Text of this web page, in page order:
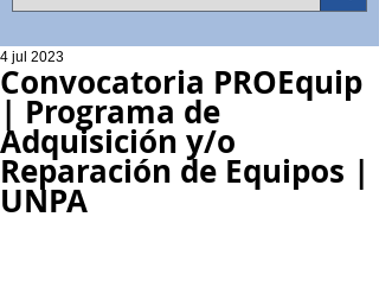
Convocatoria PROEquip
| Programa de
Adquisición y/o
Reparación de Equipos |
UNPA
4 jul 2023